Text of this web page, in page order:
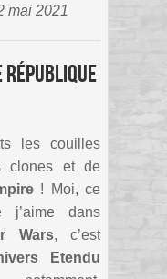
mai 2021
république
les couilles
clones et de
! Moi, ce
j’aime dans
Wars, c’est
Etendu